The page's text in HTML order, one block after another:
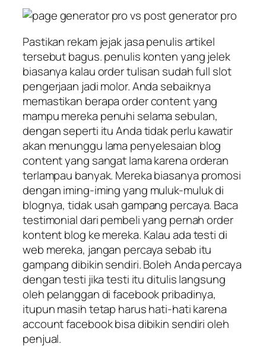
Pastikan rekam jejak jasa penulis artikel
tersebut bagus. penulis konten yang jelek
biasanya kalau order tulisan sudah full slot
pengerjaan jadi molor. Anda sebaiknya
memastikan berapa order content yang
mampu mereka penuhi selama sebulan,
dengan seperti itu Anda tidak perlu kawatir
akan menunggu lama penyelesaian blog
content yang sangat lama karena orderan
terlampau banyak. Mereka biasanya promosi
dengan iming-iming yang muluk-muluk di
blognya, tidak usah gampang percaya. Baca
testimonial dari pembeli yang pernah order
kontent blog ke mereka. Kalau ada testi di
web mereka, jangan percaya sebab itu
gampang dibikin sendiri. Boleh Anda percaya
dengan testi jika testi itu ditulis langsung
oleh pelanggan di facebook pribadinya,
itupun masih tetap harus hati-hati karena
account facebook bisa dibikin sendiri oleh
penjual.